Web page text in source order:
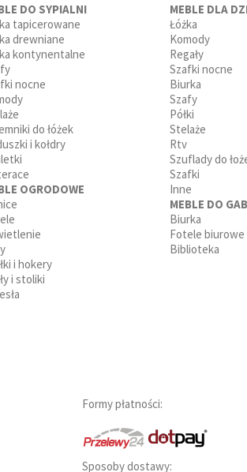
DO SYPIALNI
tapicerowane
drewniane
kontynentalne
nocne
do łóżek
i kołdry
OGRODOWE
i hokery
i stoliki
MEBLE DLA
Łóżka
Komody
Regały
Szafki nocne
Biurka
Szafy
Półki
Stelaże
Rtv
Szuflady do
Szafki
Inne
MEBLE DO
Biurka
Fotele biurowe
Biblioteka
Formy płatności:
Sposoby dostawy: